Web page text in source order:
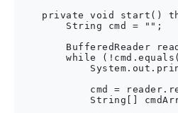
private void start()
        String cmd = "";
BufferedReader
while
cmd =
String[]